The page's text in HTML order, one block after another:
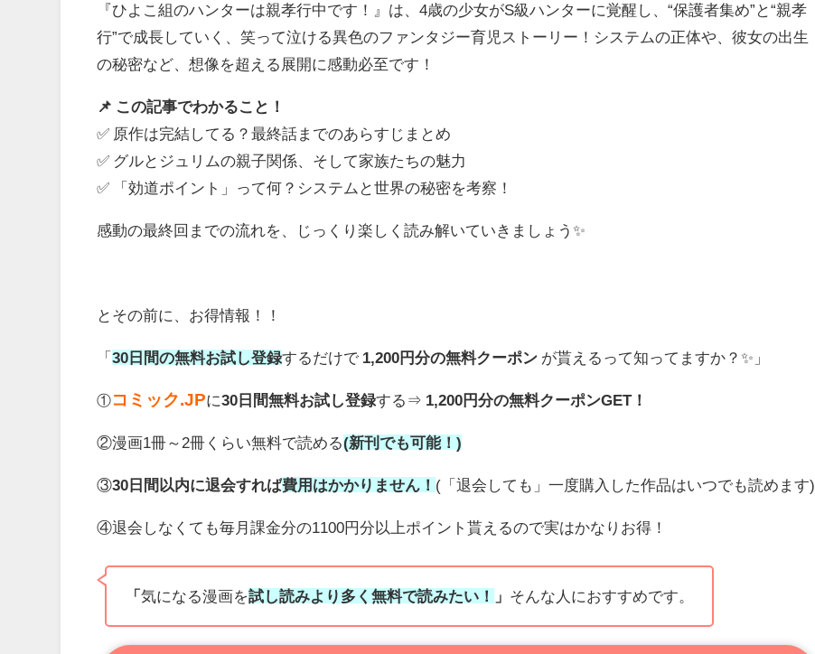
『ひよこ組のハンターは親孝行中です！』は、4歳の少女がS級ハンターに覚醒し、“保護者集め”と“親孝
行”で成長していく、笑って泣ける異色のファンタジー育児ストーリー！システムの正体や、彼女の出生
の秘密など、想像を超える展開に感動必至です！
📌 この記事でわかること！
✅ 原作は完結してる？最終話までのあらすじまとめ
✅ グルとジュリムの親子関係、そして家族たちの魅力
✅ 「効道ポイント」って何？システムと世界の秘密を考察！
感動の最終回までの流れを、じっくり楽しく読み解いていきましょう✨
とその前に、お得情報！！
「30日間の無料お試し登録するだけで 1,200円分の無料クーポン が貰えるって知ってますか？✨」
①コミック.JPに30日間無料お試し登録する⇒ 1,200円分の無料クーポンGET！
②漫画1冊～2冊くらい無料で読める(新刊でも可能！)
③30日間以内に退会すれば費用はかかりません！ (「退会しても」一度購入した作品はいつでも読めます)
④退会しなくても毎月課金分の1100円分以上ポイント貰えるので実はかなりお得！
「 気になる漫画を試し読みより多く無料で読みたい！ 」 そんな人におすすめです。